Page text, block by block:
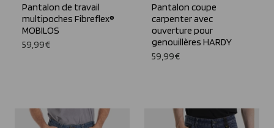
Pantalon de travail
multipoches Fibreflex®
MOBILOS
59,99€
Pantalon coupe
carpenter avec
ouverture pour
genouillères HARDY
59,99€